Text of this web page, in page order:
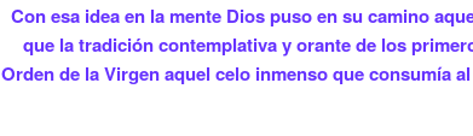
Con esa idea en la mente Dios puso en su camino
que la tradición contemplativa y orante de los
Orden de la Virgen aquel celo inmenso que consumía